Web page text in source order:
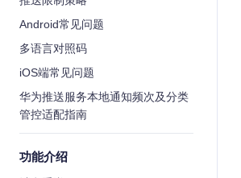
Android常见问题
多语言对照码
iOS端常见问题
华为推送服务本地通知频次及分类
管控适配指南
功能介绍